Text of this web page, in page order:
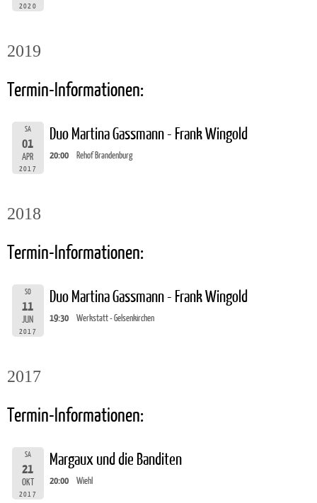
2020
2019
Termin-Informationen:
SA
01
APR
2017
Duo Martina Gassmann - Frank Wingold
20:00 Rehof Brandenburg
2018
Termin-Informationen:
SO
11
JUN
2017
Duo Martina Gassmann - Frank Wingold
19:30 Werkstatt - Gelsenkirchen
2017
Termin-Informationen:
SA
21
OKT
2017
Margaux und die Banditen
20:00 Wiehl